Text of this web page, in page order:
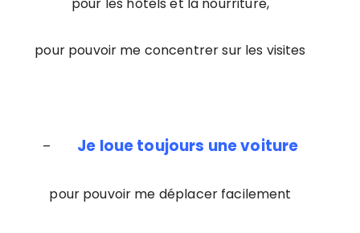
pour pouvoir me concentrer sur les visites
– Je loue toujours une voiture
pour pouvoir me déplacer facilement